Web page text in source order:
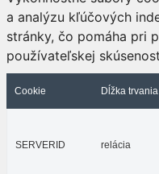
a analýzu kľúčových
stránky, čo pomáha pri
používateľskej
Cookie Dĺžka trvania
SERVERID relácia